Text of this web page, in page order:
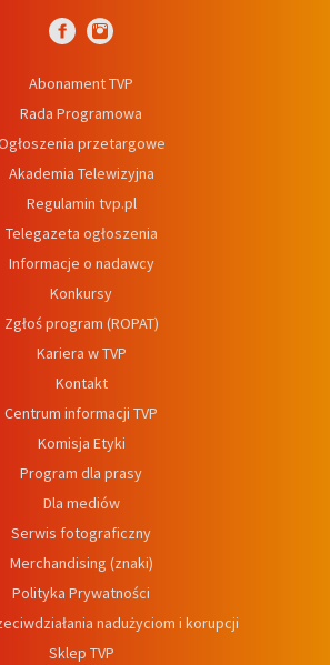
Abonament TVP
Rada Programowa
przetargowe
Akademia Telewizyjna
Regulamin tvp.pl
Telegazeta ogłoszenia
Informacje o nadawcy
Konkursy
Zgłoś program (ROPAT)
Kariera w TVP
Kontakt
Centrum informacji TVP
Komisja Etyki
Program dla prasy
Dla mediów
Serwis fotograficzny
Merchandising (znaki)
Polityka Prywatności
nadużyciom i korupcji
Sklep TVP